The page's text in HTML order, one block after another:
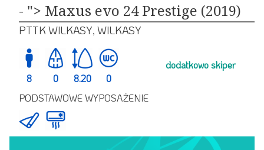
- "> Maxus evo 24 Prestige (2019)
PTTK WILKASY, WILKASY
8 0 8.20 0
dodatkowo skiper
PODSTAWOWE WYPOSAŻENIE